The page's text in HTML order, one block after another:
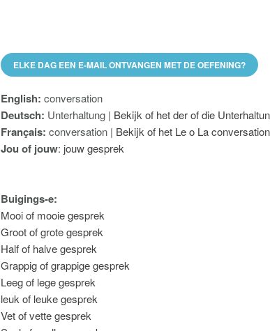
ELKE DAG EEN E-MAIL ONTVANGEN MET DE OEFENING?
English: conversation
Deutsch: Unterhaltung | Bekijk of het der of die
Français: conversation | Bekijk of het Le o La
Jou of jouw: jouw gesprek
Buigings-e:
Mooi of mooie gesprek
Groot of grote gesprek
Half of halve gesprek
Grappig of grappige gesprek
Leeg of lege gesprek
leuk of leuke gesprek
Vet of vette gesprek